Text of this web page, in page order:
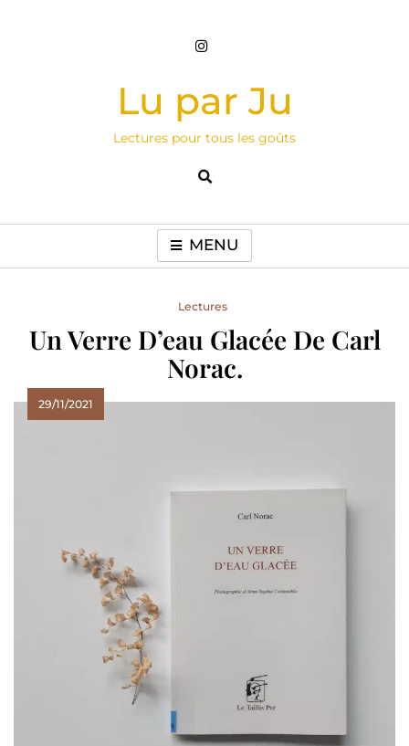
Lu par Ju
Lectures pour tous les goûts
MENU
Lectures
Un Verre D’eau Glacée De Carl
Norac.
29/11/2021